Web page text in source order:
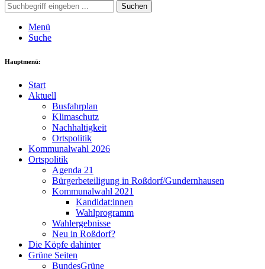
Suchen
Menü
Suche
Hauptmenü:
Start
Aktuell
Busfahrplan
Klimaschutz
Nachhaltigkeit
Ortspolitik
Kommunalwahl 2026
Ortspolitik
Agenda 21
Bürgerbeteiligung in Roßdorf/Gundernhausen
Kommunalwahl 2021
Kandidat:innen
Wahlprogramm
Wahlergebnisse
Neu in Roßdorf?
Die Köpfe dahinter
Grüne Seiten
BundesGrüne